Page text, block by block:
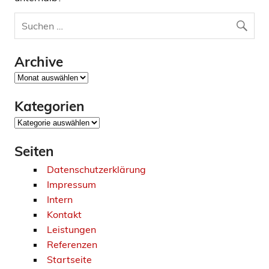
Archive
Archive
Kategorien
Kategorien
Seiten
Datenschutzerklärung
Impressum
Intern
Kontakt
Leistungen
Referenzen
Startseite